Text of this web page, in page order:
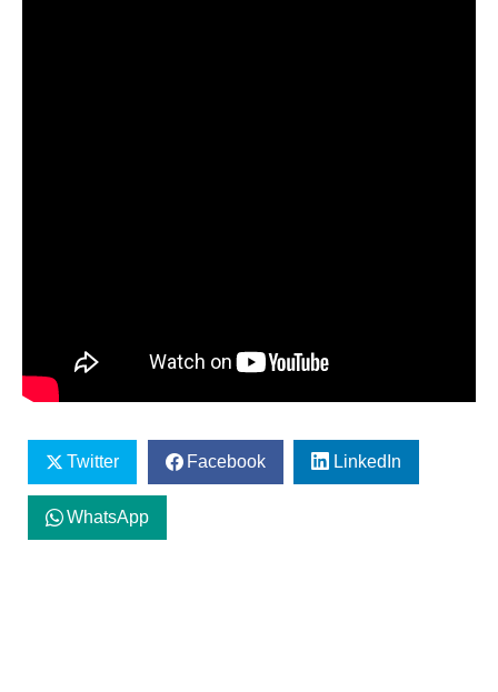
Twitter Facebook LinkedIn
WhatsApp